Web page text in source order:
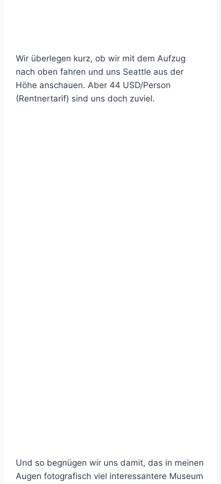
Wir überlegen kurz, ob wir mit dem Aufzug
nach oben fahren und uns Seattle aus der
Höhe anschauen. Aber 44 USD/Person
(Rentnertarif) sind uns doch zuviel.
Und so begnügen wir uns damit, das in meinen
Augen fotografisch viel interessantere Museum